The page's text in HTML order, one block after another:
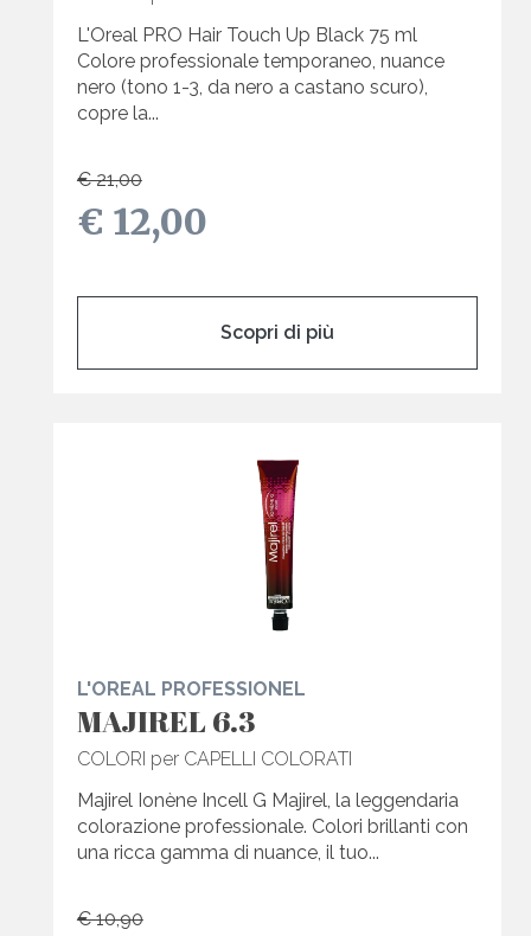
L'Oreal PRO Hair Touch Up Black 75 ml
Colore professionale temporaneo, nuance
nero (tono 1-3, da nero a castano scuro),
copre la...
€ 21,00
€ 12,00
Scopri di più
L'OREAL PROFESSIONEL
MAJIREL 6.3
COLORI per CAPELLI COLORATI
Majirel Ionène Incell G Majirel, la leggendaria
colorazione professionale. Colori brillanti con
una ricca gamma di nuance, il tuo...
€ 10,90